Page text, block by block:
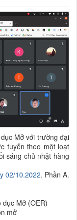
Mở với trường đại
tuyến theo một loạt
sáng chủ nhật hàng
02/10.2022. Phần A.
dục Mở (OER)
mở